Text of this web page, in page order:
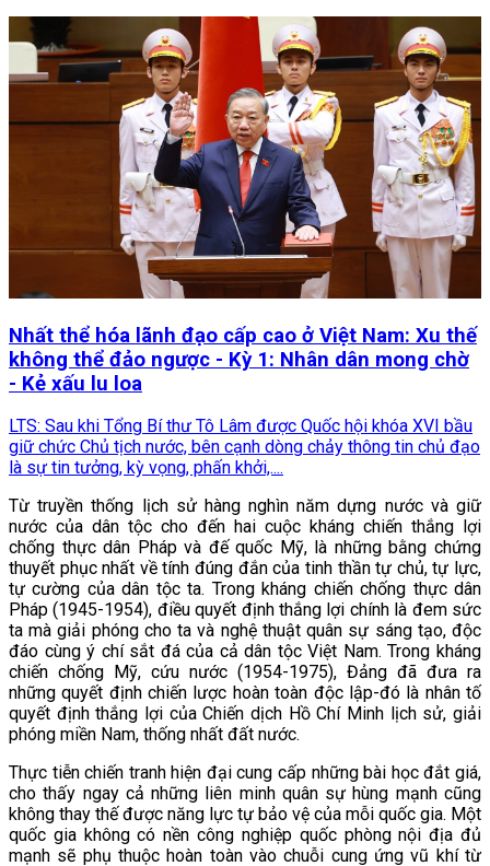
Nhất thể hóa lãnh đạo cấp cao ở Việt Nam: Xu thế
không thể đảo ngược - Kỳ 1: Nhân dân mong chờ
- Kẻ xấu lu loa
LTS: Sau khi Tổng Bí thư Tô Lâm được Quốc hội khóa XVI bầu
giữ chức Chủ tịch nước, bên cạnh dòng chảy thông tin chủ đạo
là sự tin tưởng, kỳ vọng, phấn khởi,....
Từ truyền thống lịch sử hàng nghìn năm dựng nước và giữ
nước của dân tộc cho đến hai cuộc kháng chiến thắng lợi
chống thực dân Pháp và đế quốc Mỹ, là những bằng chứng
thuyết phục nhất về tính đúng đắn của tinh thần tự chủ, tự lực,
tự cường của dân tộc ta. Trong kháng chiến chống thực dân
Pháp (1945-1954), điều quyết định thắng lợi chính là đem sức
ta mà giải phóng cho ta và nghệ thuật quân sự sáng tạo, độc
đáo cùng ý chí sắt đá của cả dân tộc Việt Nam. Trong kháng
chiến chống Mỹ, cứu nước (1954-1975), Đảng đã đưa ra
những quyết định chiến lược hoàn toàn độc lập-đó là nhân tố
quyết định thắng lợi của Chiến dịch Hồ Chí Minh lịch sử, giải
phóng miền Nam, thống nhất đất nước.
Thực tiễn chiến tranh hiện đại cung cấp những bài học đắt giá,
cho thấy ngay cả những liên minh quân sự hùng mạnh cũng
không thay thế được năng lực tự bảo vệ của mỗi quốc gia. Một
quốc gia không có nền công nghiệp quốc phòng nội địa đủ
mạnh sẽ phụ thuộc hoàn toàn vào chuỗi cung ứng vũ khí từ